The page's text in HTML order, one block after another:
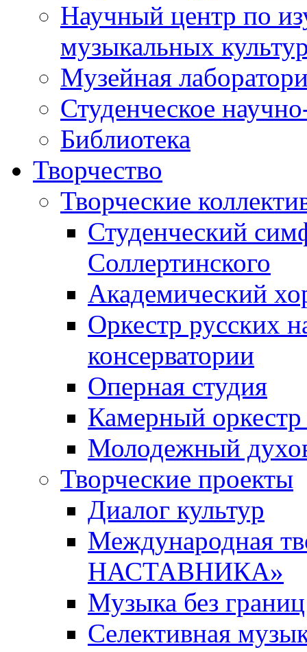
Научный центр по
музыкальных
Музейная
Студенческое
Библиотека
Творчество
Творческие
Студенческий
Соллертинского
Академический
Оркестр русских
консерватории
Оперная студия
Камерный оркестр
Молодежный
Творческие проекты
Диалог культур
Международная
НАСТАВНИКА»
Музыка без границ
Селективная